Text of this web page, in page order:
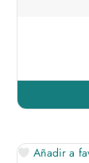
Añadir a